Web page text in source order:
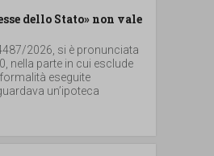
dello Stato» non vale
2026, si è pronunciata
nella parte in cui esclude
eseguite
un’ipoteca